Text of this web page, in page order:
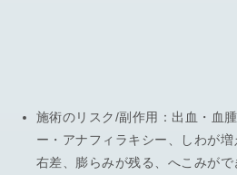
施術のリスク/副作用： 出血・血
ー・アナフィラキシー、しわが
右差、膨らみが残る、へこみが